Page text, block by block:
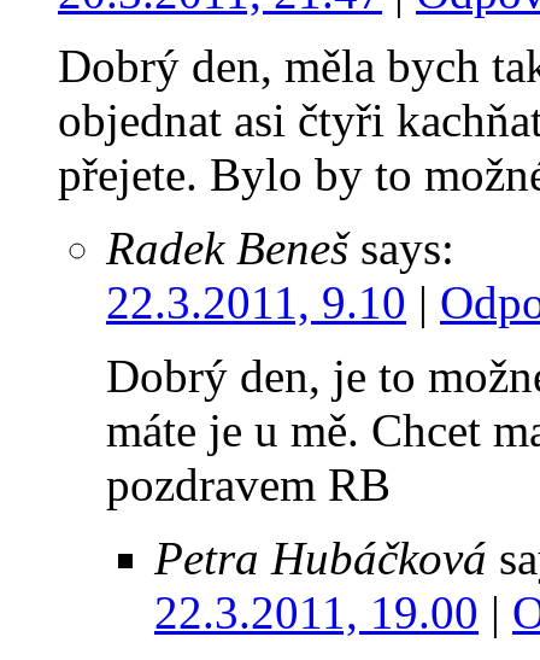
Dobrý den, měla bych
objednat asi čtyři
přejete. Bylo by to
Radek Beneš says:
22.3.2011, 9.10 |
Dobrý den, je to
máte je u mě. Chcet
pozdravem RB
Petra Hubáčková
22.3.2011, 19.00 |